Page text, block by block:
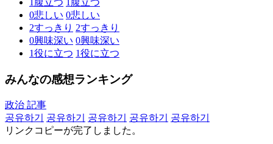
1 腹立つ 1 腹立つ
0悲しい 0悲しい
2すっきり 2すっきり
0興味深い 0興味深い
1役に立つ 1役に立つ
みんなの感想ランキング
政治 記事
공유하기
공유하기 공유하기 공유하기
공유하기
リンクコピーが完了しました。